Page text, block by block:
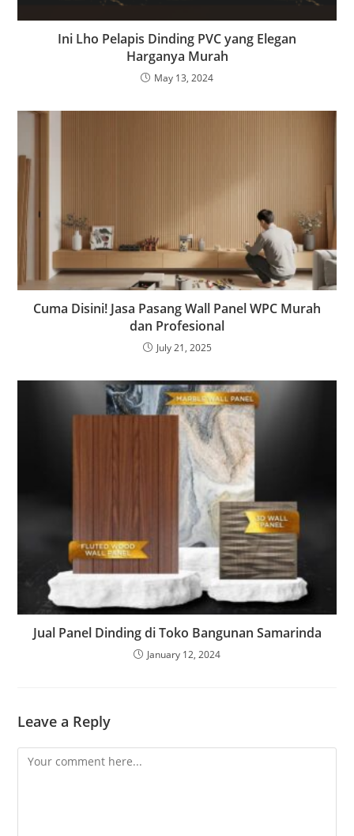
Ini Lho Pelapis Dinding PVC yang Elegan
Harganya Murah
May 13, 2024
Cuma Disini! Jasa Pasang Wall Panel WPC Murah
dan Profesional
July 21, 2025
Jual Panel Dinding di Toko Bangunan Samarinda
January 12, 2024
Leave a Reply
Comment